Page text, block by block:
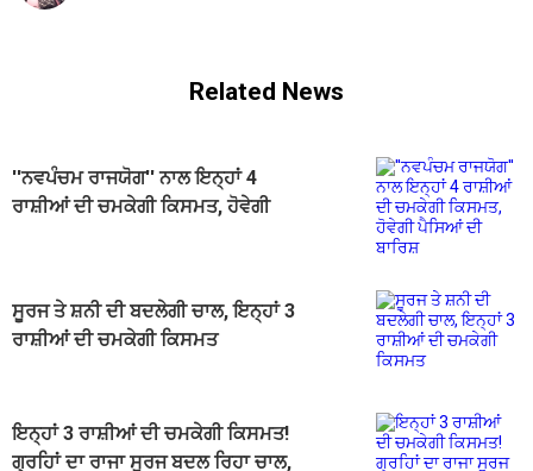
Related News
''ਨਵਪੰਚਮ ਰਾਜਯੋਗ'' ਨਾਲ ਇਨ੍ਹਾਂ 4
ਰਾਸ਼ੀਆਂ ਦੀ ਚਮਕੇਗੀ ਕਿਸਮਤ, ਹੋਵੇਗੀ
ਸੂਰਜ ਤੇ ਸ਼ਨੀ ਦੀ ਬਦਲੇਗੀ ਚਾਲ, ਇਨ੍ਹਾਂ 3
ਰਾਸ਼ੀਆਂ ਦੀ ਚਮਕੇਗੀ ਕਿਸਮਤ
ਇਨ੍ਹਾਂ 3 ਰਾਸ਼ੀਆਂ ਦੀ ਚਮਕੇਗੀ ਕਿਸਮਤ!
ਗ੍ਰਹਿਾਂ ਦਾ ਰਾਜਾ ਸੂਰਜ ਬਦਲ ਰਿਹਾ ਚਾਲ,